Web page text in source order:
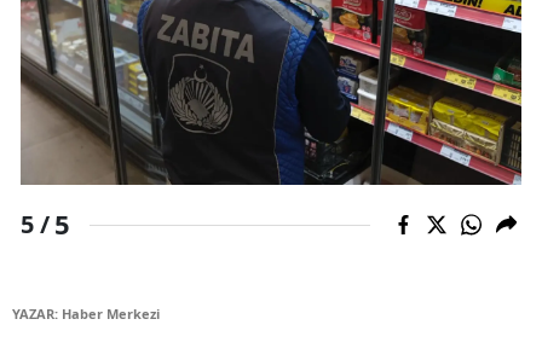
Uşak
Van
Yozgat
Zonguldak
Aksaray
5 /5
YAZAR: Haber Merkezi